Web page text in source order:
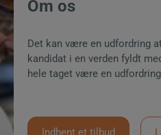
Om os
Det kan være en udfordring
kandidat i en verden fyldt
hele taget være en
Indhent et tilbud